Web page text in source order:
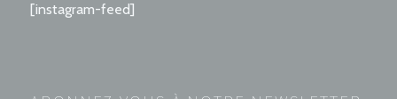
[instagram-feed]